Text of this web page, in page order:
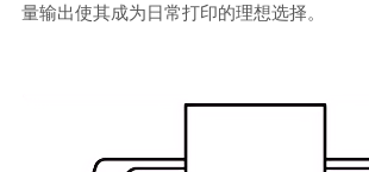
量输出使其成为日常打印的理想选择。